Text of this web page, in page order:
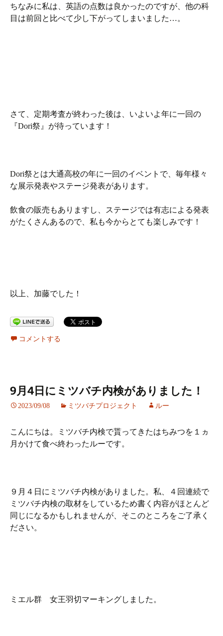
ちなみに私は、英語の点数は良かったのですが、他の科
目は前回と比べて少し下がってしまいました…。
さて、定期考査が終わった後は、いよいよ年に一回の
『Dori祭』が待っています！
Dori祭とは大通高校の年に一回のイベントで、毎年様々
な展示発表やステージ発表があります。
飲食の販売もありますし、ステージでは有志による発表
がたくさんあるので、私も今からとても楽しみです！
以上、加藤でした！
コメントする
9月4日にミツバチ内検がありました！
2023/09/08 ミツバチプロジェクト ルー
こんにちは。ミツバチ内検で貰ってきたはちみつを１ヵ
月かけて食べ終わったルーです。
９月４日にミツバチ内検がありました。私、４回連続で
ミツバチ内検の取材をしているため書く内容がほとんど
同じになるかもしれませんが、そこのところをご了承く
ださい。
ミエル群 女王羽切マーキングしました。